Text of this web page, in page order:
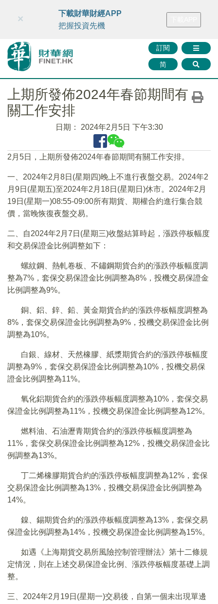
財華智庫網 FINTV FINMETA 財華證券 媒體矩陣
訂閱
简
×
下載財華財經APP
把握投資先機
上期所發佈2024年春節期間有
關工作安排
日期： 2024年2月5日 下午3:30
2月5日，上期所發佈2024年春節期間有關工作安排。
一、2024年2月8日(星期四)晚上不進行夜盤交易。2024年2
月9日(星期五)至2024年2月18日(星期日)休市。2024年2月
19日(星期一)08:55-09:00所有期貨、期權合約進行集合競
價，當晚恢復夜盤交易。
二、自2024年2月7日(星期三)收盤結算時起，漲跌停板幅度
和交易保證金比例調整如下：
螺紋鋼、熱軋卷板、不鏽鋼期貨合約的漲跌停板幅度調
整為7%，套保交易保證金比例調整為8%，投機交易保證金
比例調整為9%。
銅、鋁、鋅、鉛、黃金期貨合約的漲跌停板幅度調整為
8%，套保交易保證金比例調整為9%，投機交易保證金比例
調整為10%。
白銀、線材、天然橡膠、紙漿期貨合約的漲跌停板幅度
調整為9%，套保交易保證金比例調整為10%，投機交易保
證金比例調整為11%。
氧化鋁期貨合約的漲跌停板幅度調整為10%，套保交易
保證金比例調整為11%，投機交易保證金比例調整為12%。
燃料油、石油瀝青期貨合約的漲跌停板幅度調整為
11%，套保交易保證金比例調整為12%，投機交易保證金比
例調整為13%。
丁二烯橡膠期貨合約的漲跌停板幅度調整為12%，套保
交易保證金比例調整為13%，投機交易保證金比例調整為
14%。
鎳、錫期貨合約的漲跌停板幅度調整為13%，套保交易
保證金比例調整為14%，投機交易保證金比例調整為15%。
如遇《上海期貨交易所風險控制管理辦法》第十二條規
定情況，則在上述交易保證金比例、漲跌停板幅度基礎上調
整。
三、2024年2月19日(星期一)交易後，自第一個未出現單邊